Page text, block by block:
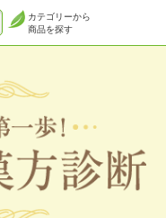
カテゴリーから
商品を探す